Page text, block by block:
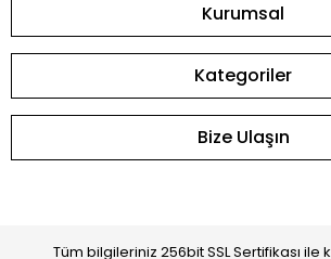
Kurumsal
Kategoriler
Bize Ulaşın
Tüm bilgileriniz 256bit SSL Sertifikası ile